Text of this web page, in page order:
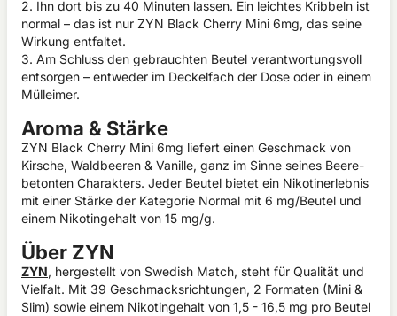
2. Ihn dort bis zu 40 Minuten lassen. Ein leichtes Kribbeln ist
normal – das ist nur ZYN Black Cherry Mini 6mg, das seine
Wirkung entfaltet.
3. Am Schluss den gebrauchten Beutel verantwortungsvoll
entsorgen – entweder im Deckelfach der Dose oder in einem
Mülleimer.
Aroma & Stärke
ZYN Black Cherry Mini 6mg liefert einen Geschmack von
Kirsche, Waldbeeren & Vanille, ganz im Sinne seines Beere-
betonten Charakters. Jeder Beutel bietet ein Nikotinerlebnis
mit einer Stärke der Kategorie Normal mit 6 mg/Beutel und
einem Nikotingehalt von 15 mg/g.
Über ZYN
ZYN, hergestellt von Swedish Match, steht für Qualität und
Vielfalt. Mit 39 Geschmacksrichtungen, 2 Formaten (Mini &
Slim) sowie einem Nikotingehalt von 1,5 - 16,5 mg pro Beutel